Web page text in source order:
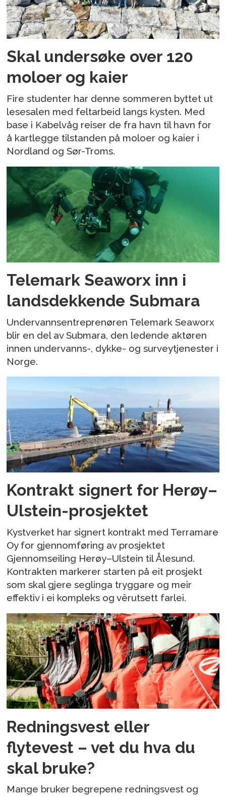
Skal undersøke over 120
moloer og kaier
Fire studenter har denne sommeren byttet ut
lesesalen med feltarbeid langs kysten. Med
base i Kabelvåg reiser de fra havn til havn for
å kartlegge tilstanden på moloer og kaier i
Nordland og Sør-Troms.
Telemark Seaworx inn i
landsdekkende Submara
Undervannsentreprenøren Telemark Seaworx
blir en del av Submara, den ledende aktøren
innen undervanns-, dykke- og surveytjenester i
Norge.
Kontrakt signert for Herøy–
Ulstein-prosjektet
Kystverket har signert kontrakt med Terramare
Oy for gjennomføring av prosjektet
Gjennomseiling Herøy–Ulstein til Ålesund.
Kontrakten markerer starten på eit prosjekt
som skal gjere seglinga tryggare og meir
effektiv i ei kompleks og vêrutsett farlei.
Redningsvest eller
flytevest – vet du hva du
skal bruke?
Mange bruker begrepene redningsvest og